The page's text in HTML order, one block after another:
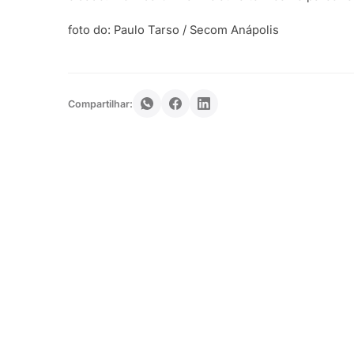
foto do: Paulo Tarso / Secom Anápolis
Compartilhar: